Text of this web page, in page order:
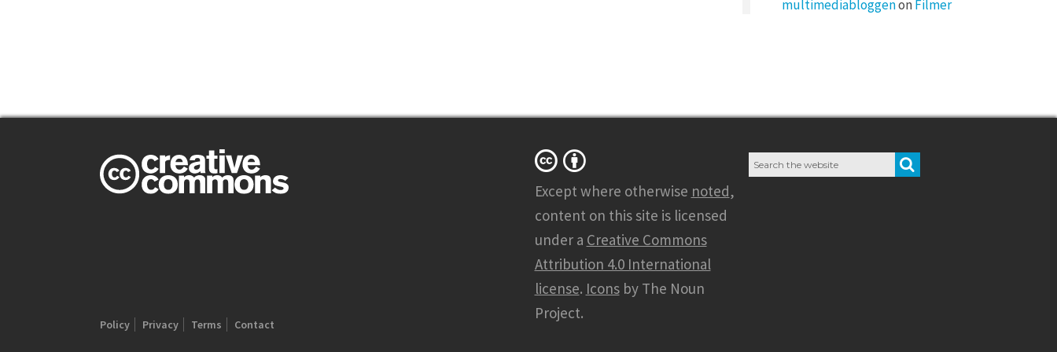
multimediabloggenon Filmer
Policy Privacy Terms Contact
Except where otherwise noted,
content on this site is licensed
under a Creative Commons
Attribution 4.0 International
license. Iconsby The Noun
Project.
Search
for: